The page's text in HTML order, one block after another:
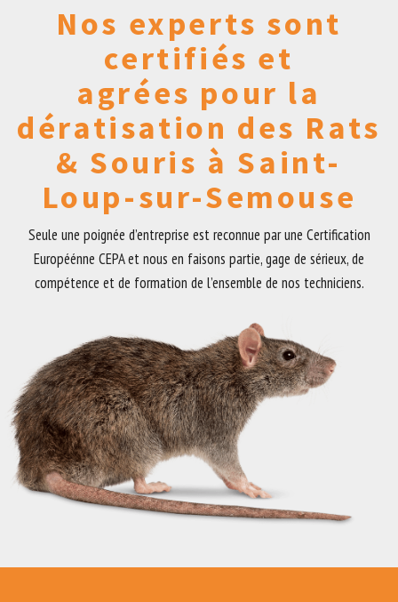
Nos experts sont
certifiés et
agrées pour la
dératisation des Rats
& Souris à Saint-
Loup-sur-Semouse
Seule une poignée d’entreprise est reconnue par une Certification
Européénne CEPA et nous en faisons partie, gage de sérieux, de
compétence et de formation de l’ensemble de nos techniciens.